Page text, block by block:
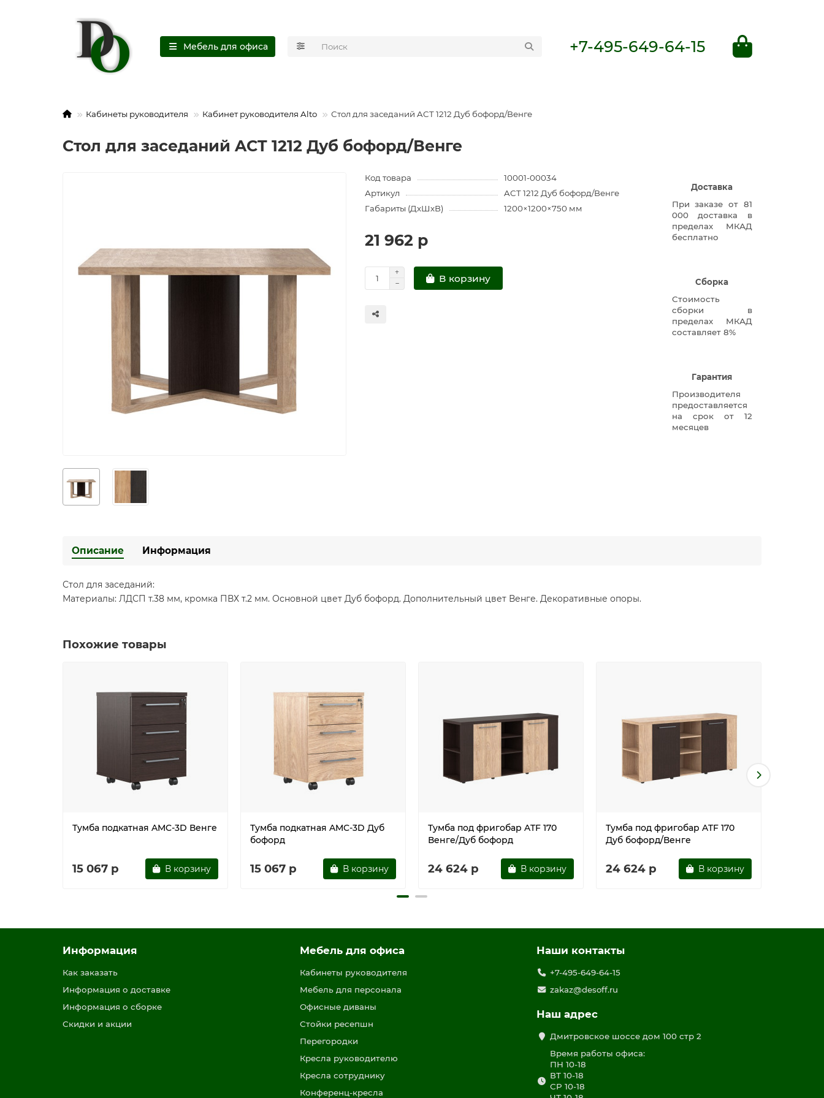
Мебель для офиса +7-495-649-64-15
Кабинеты руководителя Кабинет руководителя Alto Стол для заседаний ACT 1212 Дуб бофорд/Венге
Стол для заседаний ACT 1212 Дуб бофорд/Венге
Код товара
10001-00034
Артикул
ACT 1212 Дуб бофорд/Венге
Габариты (ДхШхВ)
1200×1200×750 мм
21 962 р
В корзину
Доставка
При заказе от 81
000 доставка в
пределах МКАД
бесплатно
Сборка
Стоимость
сборки в
пределах МКАД
составляет 8%
Гарантия
Производителя
предоставляется
на срок от 12
месяцев
Описание Информация
Стол для заседаний:
Материалы: ЛДСП т.38 мм, кромка ПВХ т.2 мм. Основной цвет Дуб бофорд. Дополнительный цвет Венге. Декоративные опоры.
Похожие товары
Тумба подкатная AMC-3D Венге
15 067 р В корзину
Тумба подкатная AMC-3D Дуб
бофорд
15 067 р В корзину
Тумба под фригобар ATF 170
Венге/Дуб бофорд
24 624 р В корзину
Тумба под фригобар ATF 170
Дуб бофорд/Венге
24 624 р В корзину
Информация
Как заказать
Информация о доставке
Информация о сборке
Скидки и акции
Мебель для офиса
Кабинеты руководителя
Мебель для персонала
Офисные диваны
Стойки ресепшн
Перегородки
Кресла руководителю
Кресла сотруднику
Конференц-кресла
Наши контакты
+7-495-649-64-15
zakaz@desoff.ru
Наш адрес
Дмитровское шоссе дом 100 стр 2
Время работы офиса:
ПН 10-18
ВТ 10-18
СР 10-18